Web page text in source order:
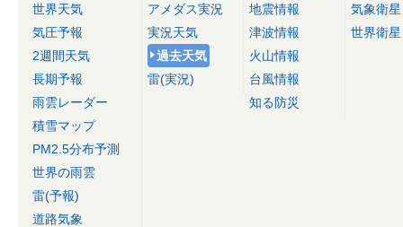
世界天気
気圧予報
2週間天気
長期予報
雨雲レーダー
積雪マップ
PM2.5分布予測
世界の雨雲
雷(予報)
道路気象
アメダス実況
実況天気
過去天気
雷(実況)
地震情報
津波情報
火山情報
台風情報
知る防災
気象衛星
世界衛星